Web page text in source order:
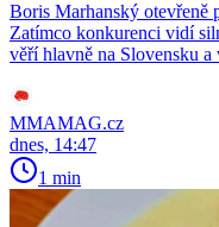
Boris Marhanský
Zatímco konkurenci vidí
věří hlavně na Slovensku a
MMAMAG.cz
dnes, 14:47
1 min